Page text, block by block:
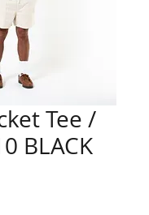
Tee /
BLACK